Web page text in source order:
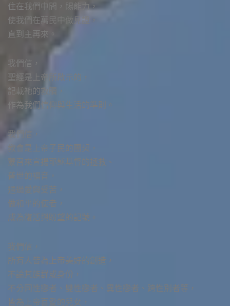
住在我們中間，賜能力，
使我們在萬民中做見證，
直到主再來。
我們信，
聖經是上帝所啟示的，
記載祂的救贖，
作為我們信仰與生活的準則。
我們信，
教會是上帝子民的團契，
蒙召來宣揚耶穌基督的拯救、
普世的福音，
通過愛與受苦，
做和平的使者，
成為復活與盼望的記號。
我們信，
所有人皆為上帝美好的創造，
不論其族群或身份，
不分同性戀者、雙性戀者、異性戀者、跨性別者等，
皆為上帝喜愛的兒女，